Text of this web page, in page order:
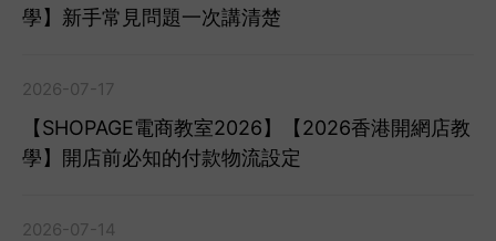
學】新手常見問題一次講清楚
2026-07-17
【SHOPAGE電商教室2026】【2026香港開網店教
學】開店前必知的付款物流設定
2026-07-14